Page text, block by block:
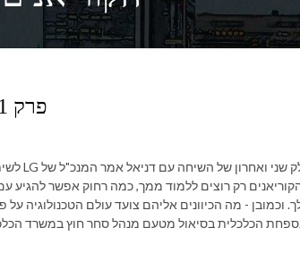
פרק 51: מיסטר אל.ג'י. תולה נעליו - חלק ב
הכלכלית בסיאול מטעם מנהל סחר חוץ במשרד